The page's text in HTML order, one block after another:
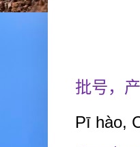
批号，
Pī hào,